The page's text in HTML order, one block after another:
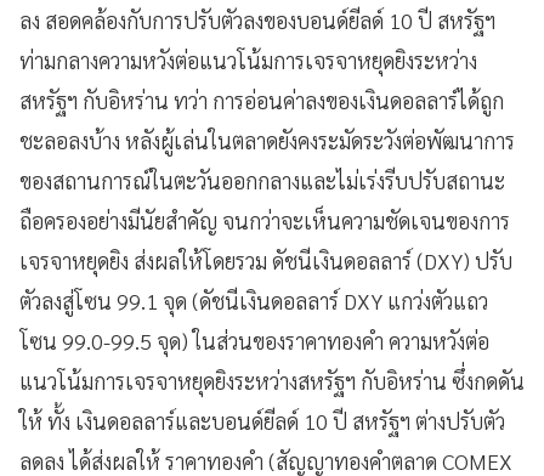
ลง สอดคล้องกับการปรับตัวลงของบอนด์ยีลด์ 10 ปี สหรัฐฯ
ท่ามกลางความหวังต่อแนวโน้มการเจรจาหยุดยิงระหว่าง
สหรัฐฯ กับอิหร่าน ทว่า การอ่อนค่าลงของเงินดอลลาร์ได้ถูก
ชะลอลงบ้าง หลังผู้เล่นในตลาดยังคงระมัดระวังต่อพัฒนาการ
ของสถานการณ์ในตะวันออกกลางและไม่เร่งรีบปรับสถานะ
ถือครองอย่างมีนัยสำคัญ จนกว่าจะเห็นความชัดเจนของการ
เจรจาหยุดยิง ส่งผลให้โดยรวม ดัชนีเงินดอลลาร์ (DXY) ปรับ
ตัวลงสู่โซน 99.1 จุด (ดัชนีเงินดอลลาร์ DXY แกว่งตัวแถว
โซน 99.0-99.5 จุด) ในส่วนของราคาทองคำ ความหวังต่อ
แนวโน้มการเจรจาหยุดยิงระหว่างสหรัฐฯ กับอิหร่าน ซึ่งกดดัน
ให้ ทั้ง เงินดอลลาร์และบอนด์ยีลด์ 10 ปี สหรัฐฯ ต่างปรับตัว
ลดลง ได้ส่งผลให้ ราคาทองคำ (สัญญาทองคำตลาด COMEX